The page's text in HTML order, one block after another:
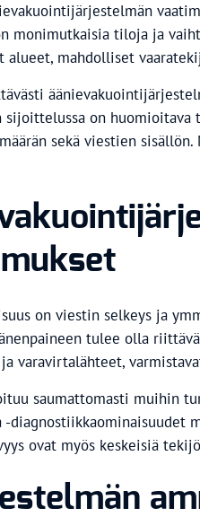
monimutkaisia tiloja ja
alueet, mahdolliset
on
sekä viestien
on viestin selkeys ja
tulee olla
varavirtalähteet,
saumattomasti muihin
-
ovat myös keskeisiä